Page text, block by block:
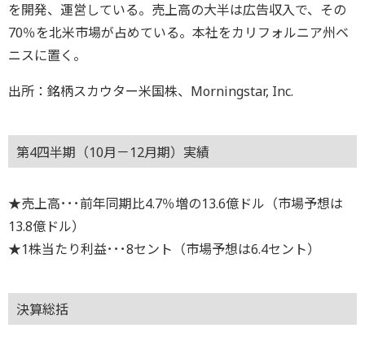
を開発、運営している。売上高の大半は広告収入で、その
70％を北米市場が占めている。本社をカリフォルニア州ベ
ニスに置く。
出所：銘柄スカウター米国株、Morningstar, Inc.
第4四半期（10月－12月期）実績
★売上高･･･前年同期比4.7％増の13.6億ドル（市場予想は
13.8億ドル）
★1株当たり利益･･･8セント（市場予想は6.4セント）
決算総括